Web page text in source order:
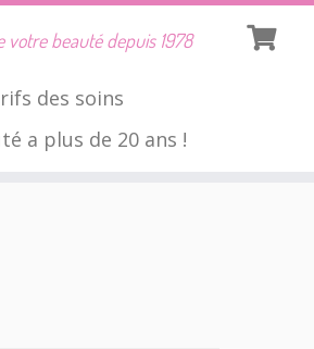
votre beauté depuis 1978
des soins
a plus de 20 ans !